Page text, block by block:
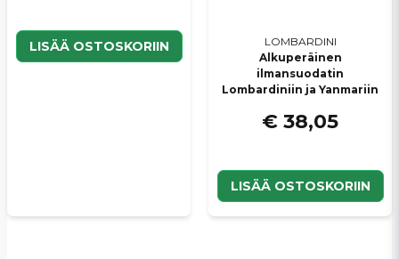
LISÄÄ OSTOSKORIIN
LOMBARDINI
Alkuperäinen
ilmansuodatin
Lombardiniin ja Yanmariin
€ 38,05
LISÄÄ OSTOSKORIIN